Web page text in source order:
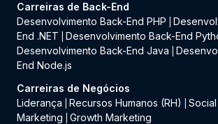
Carreiras de Back-End
Desenvolvimento Back-End PHP
End .NET
Desenvolvimento Back-End
Desenvolvimento Back-End Java
End Node.js
Carreiras de Negócios
Liderança
Recursos Humanos (RH)
Marketing
Growth Marketing